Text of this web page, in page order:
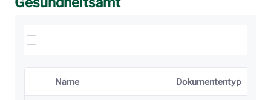
Elemente auswählen
Ausgewähltes Element
Name Dokumententyp